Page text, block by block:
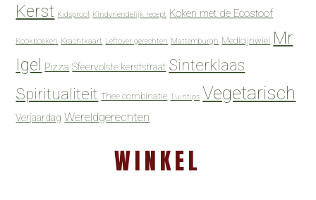
Kerst Kidsproof Kindvriendelijk recept Koken met de Ecostoof
Kookboeken Krachtkaart Leftover gerechten Mattemburgh Medicijnwiel Mr
Igel Pizza Sfeervolste kerststraat Sinterklaas
Spiritualiteit Thee combinatie Tuintips Vegetarisch
Verjaardag Wereldgerechten
WINKEL